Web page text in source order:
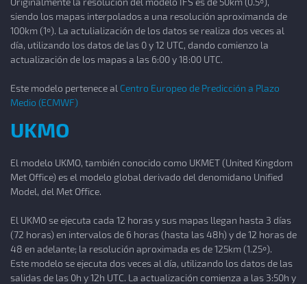
siendo los mapas interpolados a una resolución aproximanda de
100km (1º). La actulialización de los datos se realiza dos veces al
día, utilizando los datos de las 0 y 12 UTC, dando comienzo la
actualización de los mapas a las 6:00 y 18:00 UTC.
Este modelo pertenece al Centro Europeo de Predicción a Plazo
Medio (ECMWF)
UKMO
El modelo UKMO, también conocido como UKMET (United Kingdom
Met Office) es el modelo global derivado del denomidano Unified
Model, del Met Office.
El UKMO se ejecuta cada 12 horas y sus mapas llegan hasta 3 días
(72 horas) en intervalos de 6 horas (hasta las 48h) y de 12 horas de
48 en adelante; la resolución aproximada es de 125km (1.25º).
Este modelo se ejecuta dos veces al día, utilizando los datos de las
salidas de las 0h y 12h UTC. La actualización comienza a las 3:50h y